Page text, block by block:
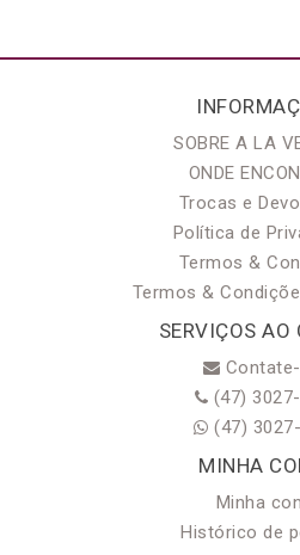
SOBRE A LA
ONDE
Trocas e
Política de
Termos &
Termos &
SERVIÇOS AO
(47)
(47)
MINHA
Minha
Histórico de